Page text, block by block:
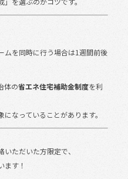
ムを同時に行う場合は1週間前後
体の省エネ住宅補助金制度を利
なっていることがあります。
ただいた方限定で、
ます！